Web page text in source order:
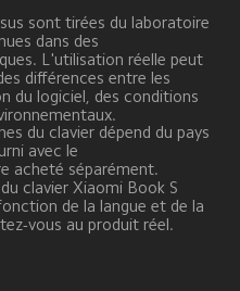
sont tirées du laboratoire
dans des
L'utilisation réelle peut
différences entre les
du logiciel, des conditions
du clavier dépend du pays
avec le
acheté séparément.
clavier Xiaomi Book S
de la langue et de la
vous au produit réel.